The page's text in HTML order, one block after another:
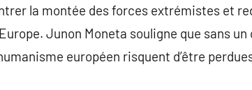
la montée des forces extrémistes et
Junon Moneta souligne que sans
européen risquent d’être